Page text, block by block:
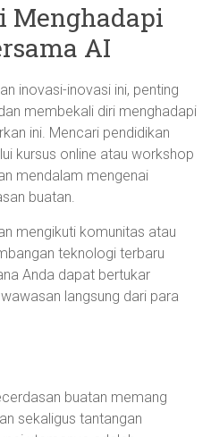
Menghadapi
AI
inovasi-inovasi ini, penting
membekali diri menghadapi
ini. Mencari pendidikan
kursus online atau workshop
mendalam mengenai
buatan.
mengikuti komunitas atau
teknologi terbaru
Anda dapat bertukar
langsung dari para
buatan memang
sekaligus tantangan